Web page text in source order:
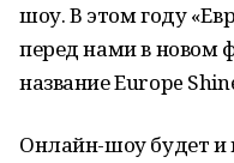
шоу. В этом году
перед нами в новом
название Europe
Онлайн-шоу будет и